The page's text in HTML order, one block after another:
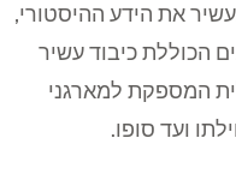
את הידע ההיסטורי,
הכוללת כיבוד עשיר
המספקת למארגני
ועד סופו.